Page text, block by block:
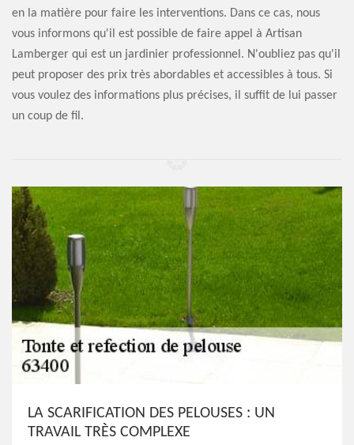
en la matière pour faire les interventions. Dans ce cas, nous
vous informons qu'il est possible de faire appel à Artisan
Lamberger qui est un jardinier professionnel. N'oubliez pas qu'il
peut proposer des prix très abordables et accessibles à tous. Si
vous voulez des informations plus précises, il suffit de lui passer
un coup de fil.
LA SCARIFICATION DES PELOUSES : UN
TRAVAIL TRÈS COMPLEXE